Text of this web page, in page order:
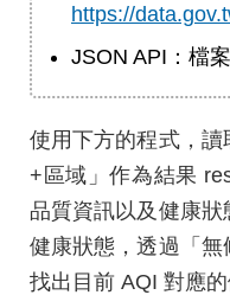
https://
JSON API：檔
使用下方的程式，
+區域」作為結果
品質資訊以及健康
健康狀態，透過「
找出目前 AQI 對應